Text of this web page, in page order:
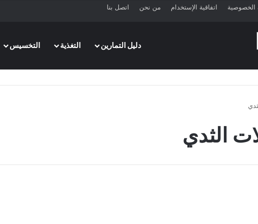
الخصوصية اتفاقية الإستخدام من نحن اتصل بنا
دليل التمارين
التغذية التخسيس
الثدي